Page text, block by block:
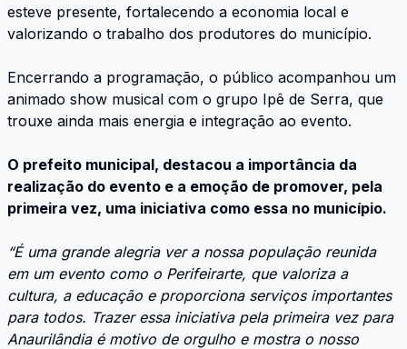
esteve presente, fortalecendo a economia local e
valorizando o trabalho dos produtores do município.
Encerrando a programação, o público acompanhou um
animado show musical com o grupo Ipê de Serra, que
trouxe ainda mais energia e integração ao evento.
O prefeito municipal, destacou a importância da
realização do evento e a emoção de promover, pela
primeira vez, uma iniciativa como essa no município.
“É uma grande alegria ver a nossa população reunida
em um evento como o Perifeirarte, que valoriza a
cultura, a educação e proporciona serviços importantes
para todos. Trazer essa iniciativa pela primeira vez para
Anaurilândia é motivo de orgulho e mostra o nosso